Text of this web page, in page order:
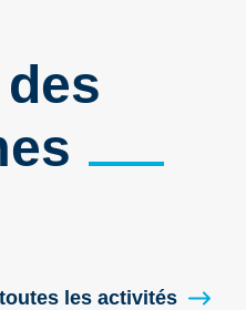
les activités